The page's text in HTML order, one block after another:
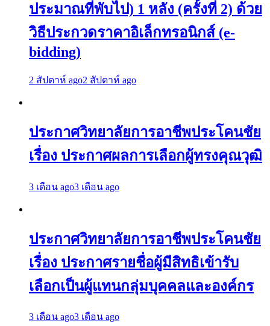
ประมาณที่พับไป) 1 หลัง (ครั้งที่ 2) ด้วย
วิธีประกวดราคาอิเล็กทรอนิกส์ (e-
bidding)
2 สัปดาห์ ago2 สัปดาห์ ago
ประกาศวิทยาลัยการอาชีพประโคนชัย
เรื่อง ประกาศผลการเลือกผู้ทรงคุณวุฒิ
3 เดือน ago3 เดือน ago
ประกาศวิทยาลัยการอาชีพประโคนชัย
เรื่อง ประกาศรายชื่อผู้มีสิทธิเข้ารับ
เลือกเป็นผู้แทนกลุ่มบุคคลและองค์กร
3 เดือน ago3 เดือน ago